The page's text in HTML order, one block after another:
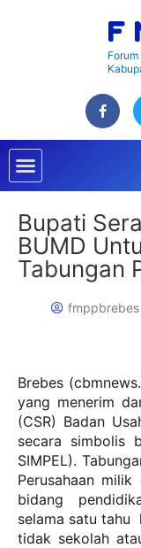
F
a
c
o
k
Menu
Bupati
BUMD
Tabungan
fmppbrebes
Brebes
yang menerim
(CSR) Badan
secara simbolis
SIMPEL).
Perusahaan
bidang
selama satu tahu
tidak sekolah